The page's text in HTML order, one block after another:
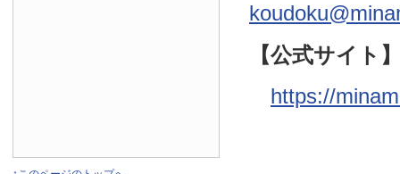
【公式サイト
https://